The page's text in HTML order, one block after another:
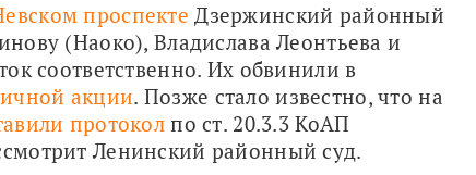
проспекте Дзержинский районный
(Наоко), Владислава Леонтьева и
соответственно. Их обвинили в
акции. Позже стало известно, что на
протокол по ст. 20.3.3 КоАП
Ленинский районный суд.